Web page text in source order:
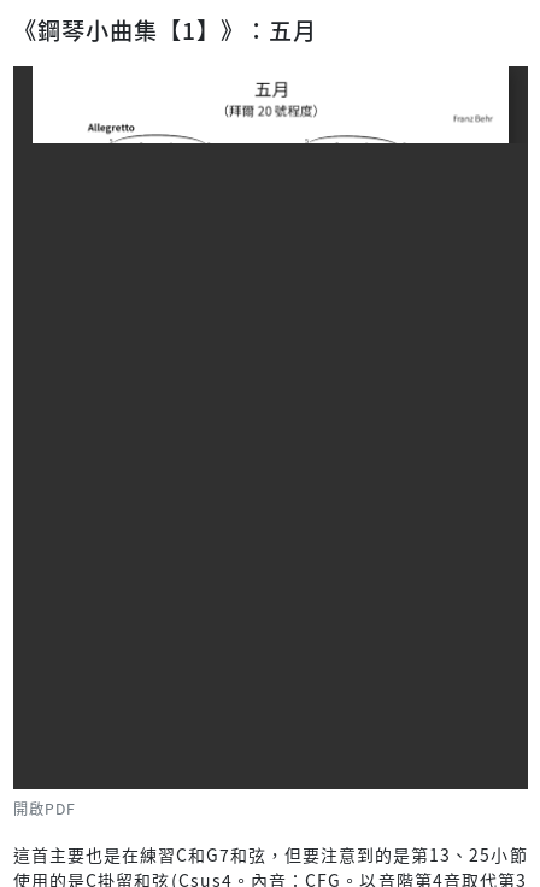
《鋼琴小曲集【1】》：五月
開啟PDF
這首主要也是在練習C和G7和弦，但要注意到的是第13、25小節
使用的是C掛留和弦(Csus4。內音：CFG。以音階第4音取代第3